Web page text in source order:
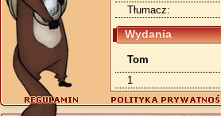
Tłumacz:
Wydania
Tom
1